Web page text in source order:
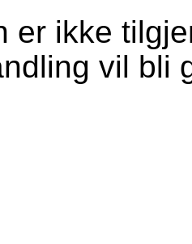
er ikke
vil bli